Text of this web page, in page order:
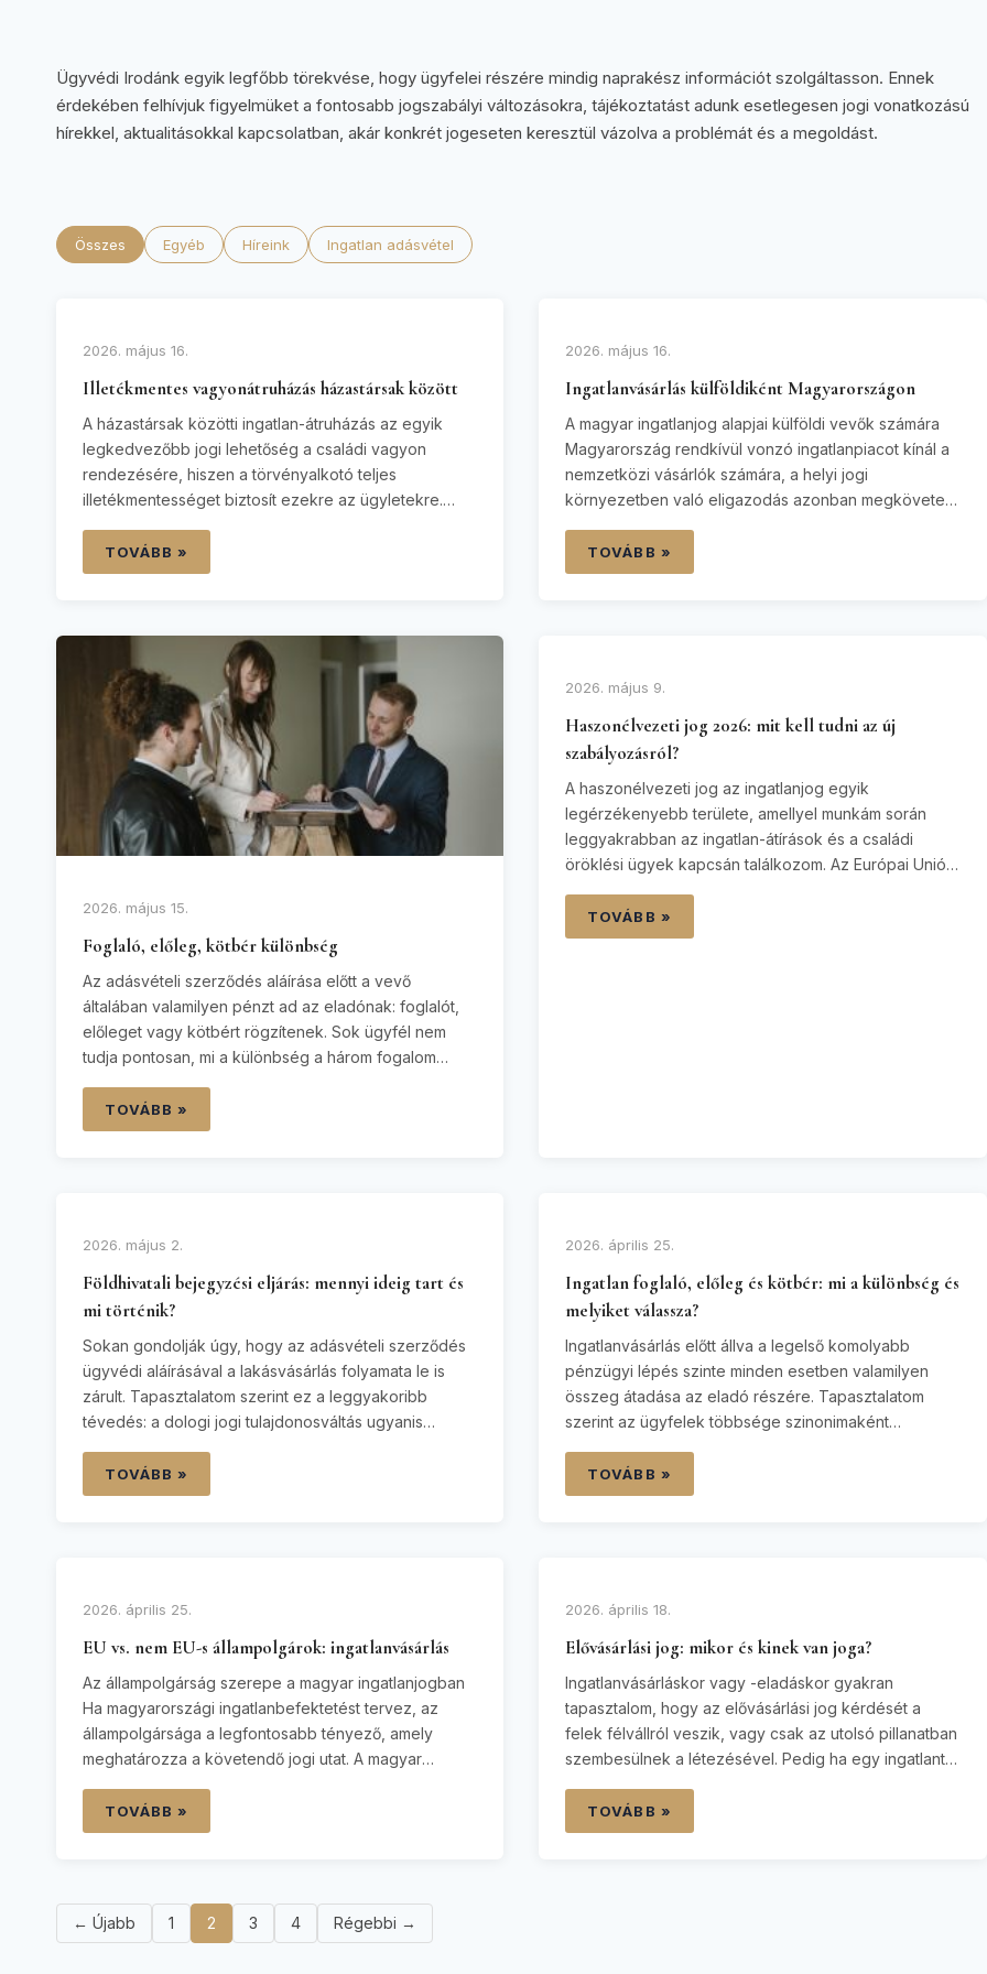
Ügyvédi Irodánk egyik legfőbb törekvése, hogy ügyfelei részére mindig naprakész információt szolgáltasson. Ennek
érdekében felhívjuk figyelmüket a fontosabb jogszabályi változásokra, tájékoztatást adunk esetlegesen jogi vonatkozású
hírekkel, aktualitásokkal kapcsolatban, akár konkrét jogeseten keresztül vázolva a problémát és a megoldást.
Összes Egyéb Híreink Ingatlan adásvétel
2026. május 16.
Illetékmentes vagyonátruházás házastársak között
A házastársak közötti ingatlan-átruházás az egyik
legkedvezőbb jogi lehetőség a családi vagyon
rendezésére, hiszen a törvényalkotó teljes
illetékmentességet biztosít ezekre az ügyletekre.
párok nincsenek tisztában azzal: ez a kedvezmény
nem jár automatikusan minden együttélő párnak, és a
TOVÁBB »
2026. május 16.
Ingatlanvásárlás külföldiként Magyarországon
A magyar ingatlanjog alapjai külföldi vevők számára
Magyarország rendkívül vonzó ingatlanpiacot kínál a
nemzetközi vásárlók számára, a helyi jogi
környezetben való eligazodás azonban megköveteli
vásárlási folyamat jól szabályozott, a siker kulcsa
annak megértésében rejlik, hogy az Ön
TOVÁBB »
2026. május 15.
Foglaló, előleg, kötbér különbség
Az adásvételi szerződés aláírása előtt a vevő
általában valamilyen pénzt ad az eladónak: foglalót,
előleget vagy kötbért rögzítenek. Sok ügyfél nem
tudja pontosan, mi a különbség a három fogalom
alábbiakban részletesen bemutatom a foglaló, az
előleg és a kötbér jogi természetét, a
TOVÁBB »
2026. május 9.
Haszonélvezeti jog 2026: mit kell tudni az új
szabályozásról?
A haszonélvezeti jog az ingatlanjog egyik
legérzékenyebb területe, amellyel munkám során
leggyakrabban az ingatlan-átírások és a családi
öröklési ügyek kapcsán találkozom. Az Európai Unió
alapjaiban rázta meg a hazai szabályozást, különösen
a mezőgazdasági földterületek esetében. Ez a
TOVÁBB »
2026. május 2.
Földhivatali bejegyzési eljárás: mennyi ideig tart és
mi történik?
Sokan gondolják úgy, hogy az adásvételi szerződés
ügyvédi aláírásával a lakásvásárlás folyamata le is
zárult. Tapasztalatom szerint ez a leggyakoribb
tévedés: a dologi jogi tulajdonosváltás ugyanis
bejegyzéssel megy végbe. Amíg a tulajdonjoga nincs
bejegyezve az ingatlan-nyilvántartásba, addig Ön
TOVÁBB »
2026. április 25.
Ingatlan foglaló, előleg és kötbér: mi a különbség és
melyiket válassza?
Ingatlanvásárlás előtt állva a legelső komolyabb
pénzügyi lépés szinte minden esetben valamilyen
összeg átadása az eladó részére. Tapasztalatom
szerint az ügyfelek többsége szinonimaként
pedig ezek jogi és pénzügyi következményei
fényévnyire vannak egymástól. Egy elhamarkodottan
TOVÁBB »
2026. április 25.
EU vs. nem EU-s állampolgárok: ingatlanvásárlás
Az állampolgárság szerepe a magyar ingatlanjogban
Ha magyarországi ingatlanbefektetést tervez, az
állampolgársága a legfontosabb tényező, amely
meghatározza a követendő jogi utat. A magyar
határoznak meg: egy gyakorlatilag korlátozásmentes
utat az EU-s állampolgárok számára, és egy szigorúan
határok korai…
TOVÁBB »
2026. április 18.
Elővásárlási jog: mikor és kinek van joga?
Ingatlanvásárláskor vagy -eladáskor gyakran
tapasztalom, hogy az elővásárlási jog kérdését a
felek félvállról veszik, vagy csak az utolsó pillanatban
szembesülnek a létezésével. Pedig ha egy ingatlant
súlyos jogi következményekkel járhat: a jogosult akár
peres úton is magához válthatja az ingatlant,
TOVÁBB »
← Újabb 1 2 3 4 Régebbi →